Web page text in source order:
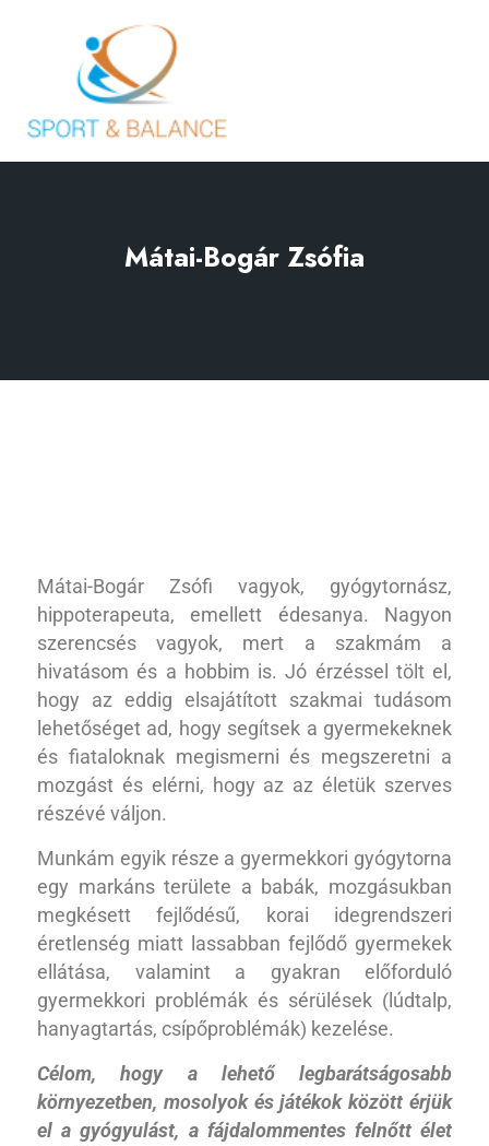
Mátai-Bogár Zsófia
Mátai-Bogár Zsófi vagyok, gyógytornász,
hippoterapeuta, emellett édesanya. Nagyon
szerencsés vagyok, mert a szakmám a
hivatásom és a hobbim is. Jó érzéssel tölt el,
hogy az eddig elsajátított szakmai tudásom
lehetőséget ad, hogy segítsek a gyermekeknek
és fiataloknak megismerni és megszeretni a
mozgást és elérni, hogy az az életük szerves
részévé váljon.
Munkám egyik része a gyermekkori gyógytorna
egy markáns területe a babák, mozgásukban
megkésett fejlődésű, korai idegrendszeri
éretlenség miatt lassabban fejlődő gyermekek
ellátása, valamint a gyakran előforduló
gyermekkori problémák és sérülések (lúdtalp,
hanyagtartás, csípőproblémák) kezelése.
Célom, hogy a lehető legbarátságosabb
környezetben, mosolyok és játékok között érjük
el a gyógyulást, a fájdalommentes felnőtt élet